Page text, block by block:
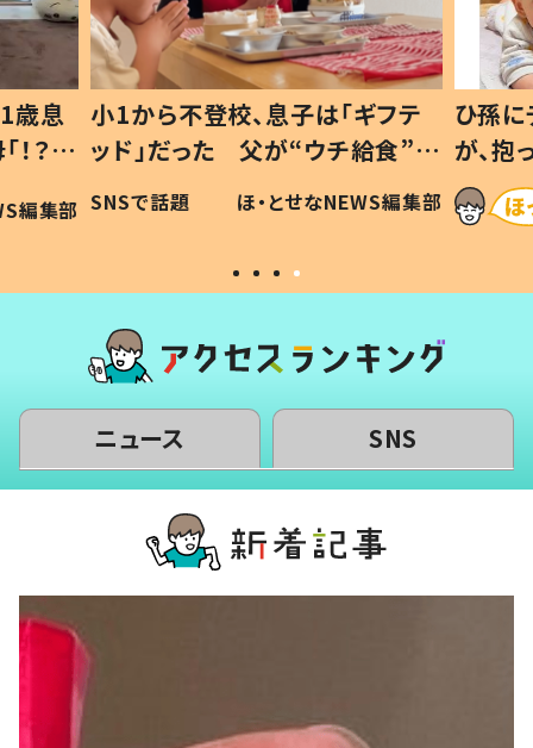
歳息
？」
編集部
小1から不登校、息子は「ギフテ
ッド」だった 父が“ウチ給食”を
作り続ける理由とは #令和の親
#令和の子
SNSで話題 ほ・とせなNEWS編集部
ひ孫
が、
「涙が
い」
ニュース SNS